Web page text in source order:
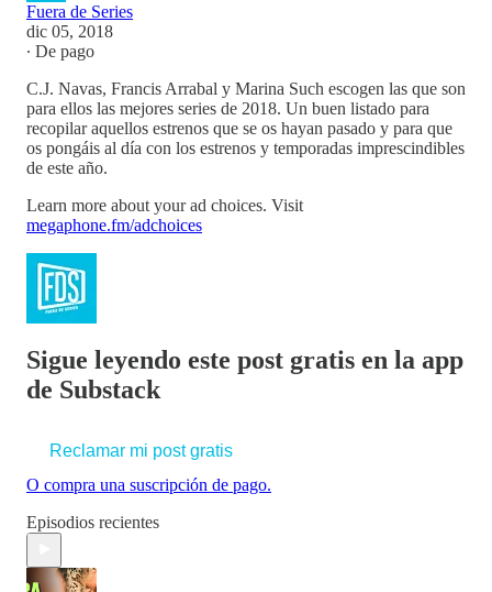
Fuera de Series
dic 05, 2018
∙ De pago
C.J. Navas, Francis Arrabal y Marina Such escogen las que son
para ellos las mejores series de 2018. Un buen listado para
recopilar aquellos estrenos que se os hayan pasado y para que
os pongáis al día con los estrenos y temporadas imprescindibles
de este año.
Learn more about your ad choices. Visit
megaphone.fm/adchoices
Sigue leyendo este post gratis en la app
de Substack
Reclamar mi post gratis
O compra una suscripción de pago.
Episodios recientes